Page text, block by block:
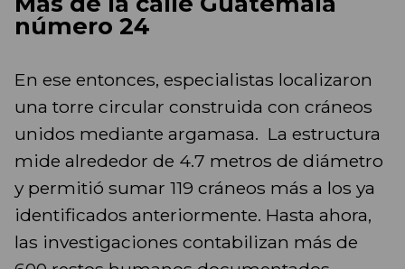
número 24
En ese entonces, especialistas localizaron
una torre circular construida con cráneos
unidos mediante argamasa. La estructura
mide alrededor de 4.7 metros de diámetro
y permitió sumar 119 cráneos más a los ya
identificados anteriormente. Hasta ahora,
las investigaciones contabilizan más de